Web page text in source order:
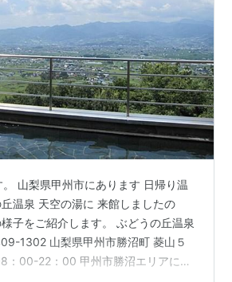
。 山梨県甲州市にあります 日帰り温
温泉 天空の湯に 来館しましたの
子をご紹介します。 ぶどうの丘温泉
1302 山梨県甲州市勝沼町 菱山５
：00-22：00 甲州市勝沼エリアにあ